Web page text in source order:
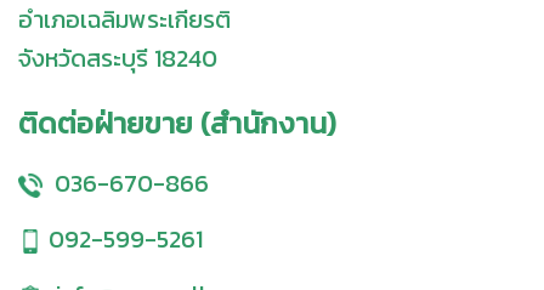
อำเภอเฉลิมพระเกียรติ
จังหวัดสระบุรี 18240
ติดต่อฝ่ายขาย (สำนักงาน)
036-670-866
092-599-5261